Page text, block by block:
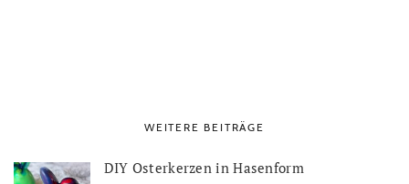
WEITERE BEITRÄGE
DIY Osterkerzen in Hasenform